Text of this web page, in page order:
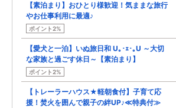
【素泊まり】おひとり様歓迎！気ままな旅行
やお仕事利用に最適♪
ポイント2%
【愛犬と一泊】いぬ旅日和 U｡･ｪ･｡U ～大切
な家族と過ごす休日～【素泊まり】
ポイント2%
【トレーラーハウス★軽朝食付】子育て応
援！焚火を囲んで親子の絆UP♪≪特典付≫